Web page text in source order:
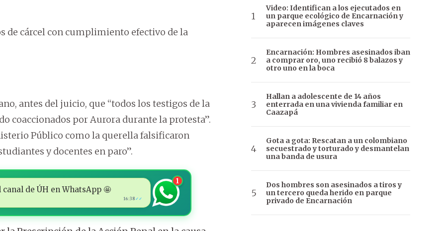
de cárcel con cumplimiento efectivo de la
antes del juicio, que “todos los testigos de la
coaccionados por Aurora durante la protesta”.
Público como la querella falsificaron
y docentes en paro”.
de ÚH en WhatsApp 🤩
16:38 ✓✓
1
Video: Identifican a los ejecutados en
un parque ecológico de Encarnación y
aparecen imágenes claves
Encarnación: Hombres asesinados iban
a comprar oro, uno recibió 8 balazos y
otro uno en la boca
Hallan a adolescente de 14 años
enterrada en una vivienda familiar en
Caazapá
Gota a gota: Rescatan a un colombiano
secuestrado y torturado y desmantelan
una banda de usura
Dos hombres son asesinados a tiros y
un tercero queda herido en parque
privado de Encarnación